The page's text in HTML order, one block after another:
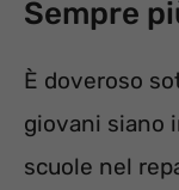
Sempre
È doveroso
giovani siano
scuole nel